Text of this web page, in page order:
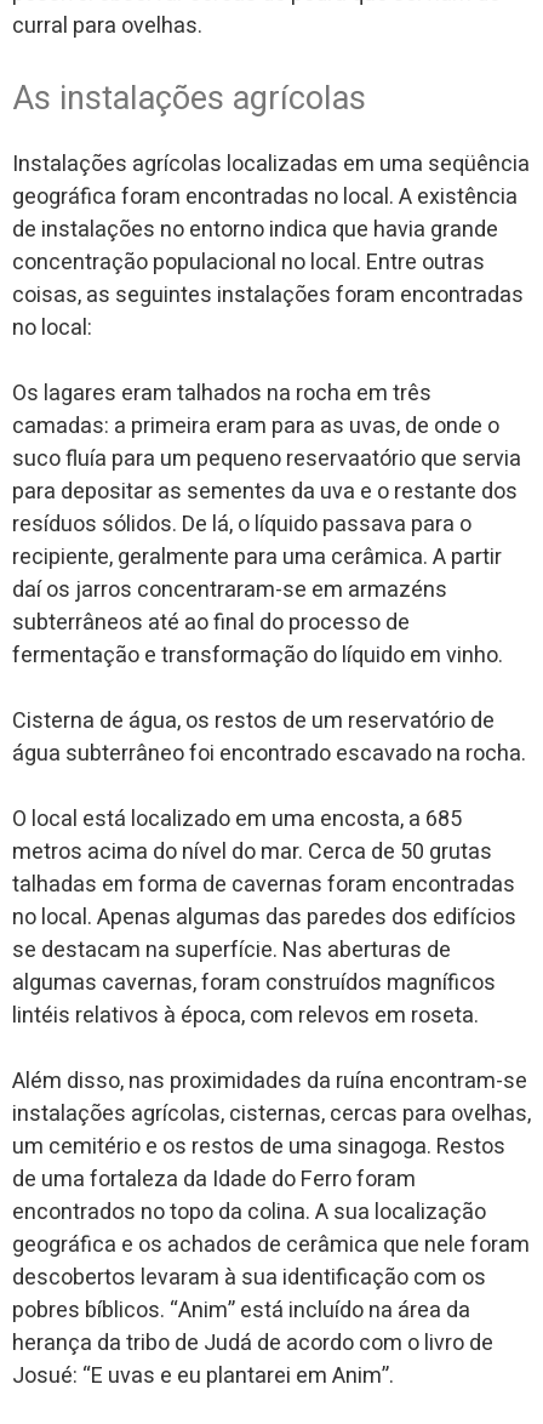
curral para ovelhas.
As instalações agrícolas
Instalações agrícolas localizadas em uma seqüência
geográfica foram encontradas no local. A existência
de instalações no entorno indica que havia grande
concentração populacional no local. Entre outras
coisas, as seguintes instalações foram encontradas
no local:
Os lagares eram talhados na rocha em três
camadas: a primeira eram para as uvas, de onde o
suco fluía para um pequeno reservaatório que servia
para depositar as sementes da uva e o restante dos
resíduos sólidos. De lá, o líquido passava para o
recipiente, geralmente para uma cerâmica. A partir
daí os jarros concentraram-se em armazéns
subterrâneos até ao final do processo de
fermentação e transformação do líquido em vinho.
Cisterna de água, os restos de um reservatório de
água subterrâneo foi encontrado escavado na rocha.
O local está localizado em uma encosta, a 685
metros acima do nível do mar. Cerca de 50 grutas
talhadas em forma de cavernas foram encontradas
no local. Apenas algumas das paredes dos edifícios
se destacam na superfície. Nas aberturas de
algumas cavernas, foram construídos magníficos
lintéis relativos à época, com relevos em roseta.
Além disso, nas proximidades da ruína encontram-se
instalações agrícolas, cisternas, cercas para ovelhas,
um cemitério e os restos de uma sinagoga. Restos
de uma fortaleza da Idade do Ferro foram
encontrados no topo da colina. A sua localização
geográfica e os achados de cerâmica que nele foram
descobertos levaram à sua identificação com os
pobres bíblicos. “Anim” está incluído na área da
herança da tribo de Judá de acordo com o livro de
Josué: “E uvas e eu plantarei em Anim”.